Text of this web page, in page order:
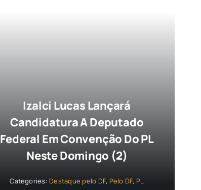
Izalci Lucas Lançará
Candidatura A Deputado
Federal Em Convenção Do PL
Neste Domingo (2)
Categories: Destaque pelo DF, Pelo DF, PL